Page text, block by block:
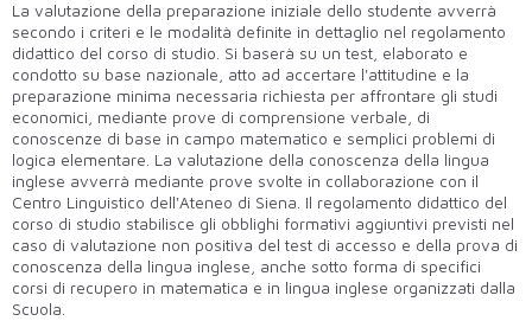
La valutazione della preparazione iniziale dello studente avverrà
secondo i criteri e le modalità definite in dettaglio nel regolamento
didattico del corso di studio. Si baserà su un test, elaborato e
condotto su base nazionale, atto ad accertare l'attitudine e la
preparazione minima necessaria richiesta per affrontare gli studi
economici, mediante prove di comprensione verbale, di
conoscenze di base in campo matematico e semplici problemi di
logica elementare. La valutazione della conoscenza della lingua
inglese avverrà mediante prove svolte in collaborazione con il
Centro Linguistico dell'Ateneo di Siena. Il regolamento didattico del
corso di studio stabilisce gli obblighi formativi aggiuntivi previsti nel
caso di valutazione non positiva del test di accesso e della prova di
conoscenza della lingua inglese, anche sotto forma di specifici
corsi di recupero in matematica e in lingua inglese organizzati dalla
Scuola.